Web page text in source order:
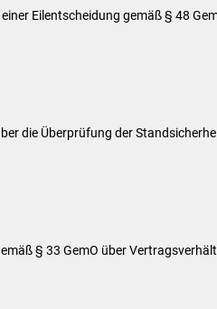
Eilentscheidung gemäß § 48
die Überprüfung der
§ 33 GemO über